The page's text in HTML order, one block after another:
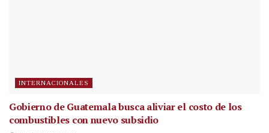
INTERNACIONALES
Gobierno de Guatemala busca aliviar el costo de los
combustibles con nuevo subsidio